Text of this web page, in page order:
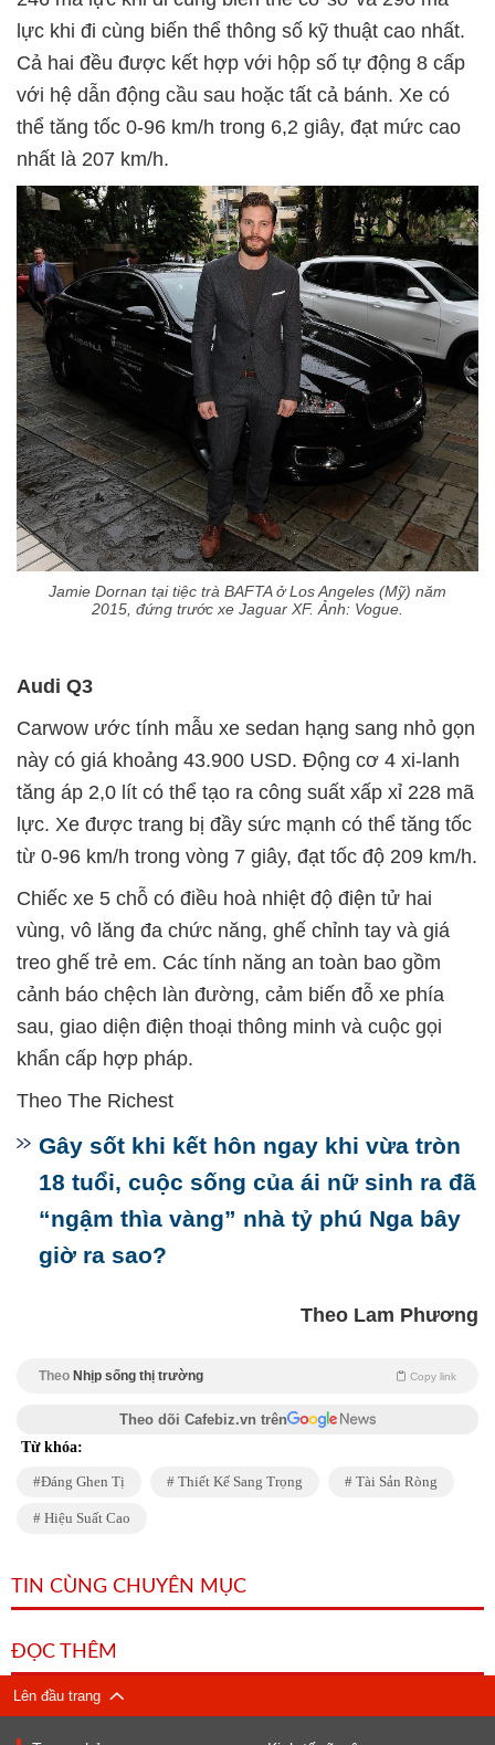
lực khi đi cùng biến thể thông số kỹ thuật cao nhất.
Cả hai đều được kết hợp với hộp số tự động 8 cấp
với hệ dẫn động cầu sau hoặc tất cả bánh. Xe có
thể tăng tốc 0-96 km/h trong 6,2 giây, đạt mức cao
nhất là 207 km/h.
Jamie Dornan tại tiệc trà BAFTA ở Los Angeles (Mỹ) năm
2015, đứng trước xe Jaguar XF. Ảnh: Vogue.
Audi Q3
Carwow ước tính mẫu xe sedan hạng sang nhỏ gọn
này có giá khoảng 43.900 USD. Động cơ 4 xi-lanh
tăng áp 2,0 lít có thể tạo ra công suất xấp xỉ 228 mã
lực. Xe được trang bị đầy sức mạnh có thể tăng tốc
từ 0-96 km/h trong vòng 7 giây, đạt tốc độ 209 km/h.
Chiếc xe 5 chỗ có điều hoà nhiệt độ điện tử hai
vùng, vô lăng đa chức năng, ghế chỉnh tay và giá
treo ghế trẻ em. Các tính năng an toàn bao gồm
cảnh báo chệch làn đường, cảm biến đỗ xe phía
sau, giao diện điện thoại thông minh và cuộc gọi
khẩn cấp hợp pháp.
Theo The Richest
Gây sốt khi kết hôn ngay khi vừa tròn
18 tuổi, cuộc sống của ái nữ sinh ra đã
“ngậm thìa vàng” nhà tỷ phú Nga bây
giờ ra sao?
Theo Lam Phương
Theo Nhịp sống thị trường Copy link
Theo dõi Cafebiz.vn trên
Từ khóa:
Đáng Ghen Tị Thiết Kế Sang Trọng Tài Sản Ròng
Hiệu Suất Cao
TIN CÙNG CHUYÊN MỤC
ĐỌC THÊM
Lên đầu trang